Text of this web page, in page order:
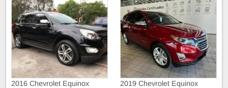
2016 Chevrolet Equinox 2019 Chevrolet Equinox